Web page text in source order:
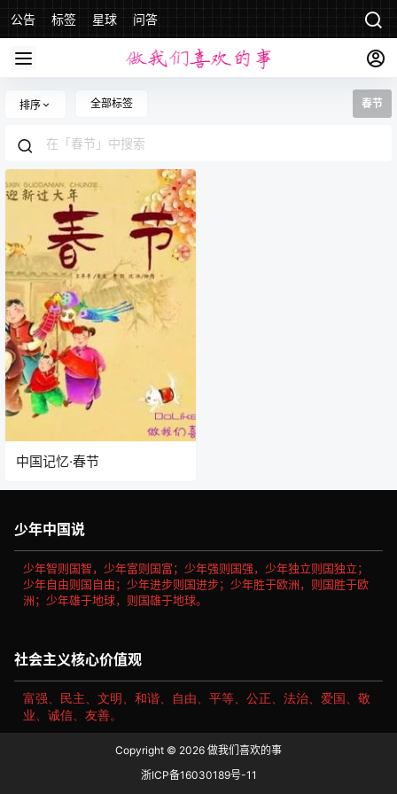
公告 标签 星球 问答
排序 全部标签 春节
中国记忆·春节
少年中国说
少年智则国智，少年富则国富；少年强则国强，少年独立则国独立；
少年自由则国自由；少年进步则国进步；少年胜于欧洲，则国胜于欧
洲；少年雄于地球，则国雄于地球。
社会主义核心价值观
富强、民主、文明、和谐、自由、平等、公正、法治、爱国、敬
业、诚信、友善。
Copyright © 2026 做我们喜欢的事
浙ICP备16030189号-11